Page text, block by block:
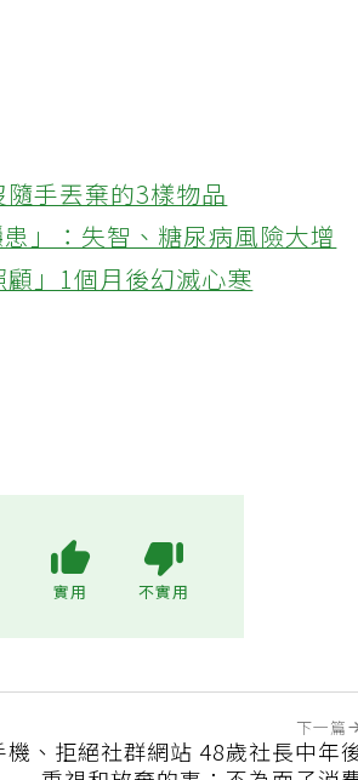
手丟棄的3樣物品
」：失智、糖尿病風險大增
」1個月後幻滅心寒
實用 不實用
下一篇
機、拒絕社群網站 48歲社長中年